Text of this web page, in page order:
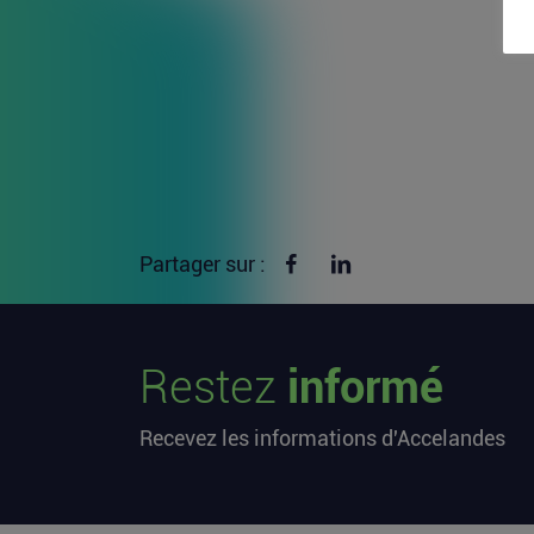
Partager sur : Partager sur Facebook
Restez informé
Recevez les informations d'Accelandes